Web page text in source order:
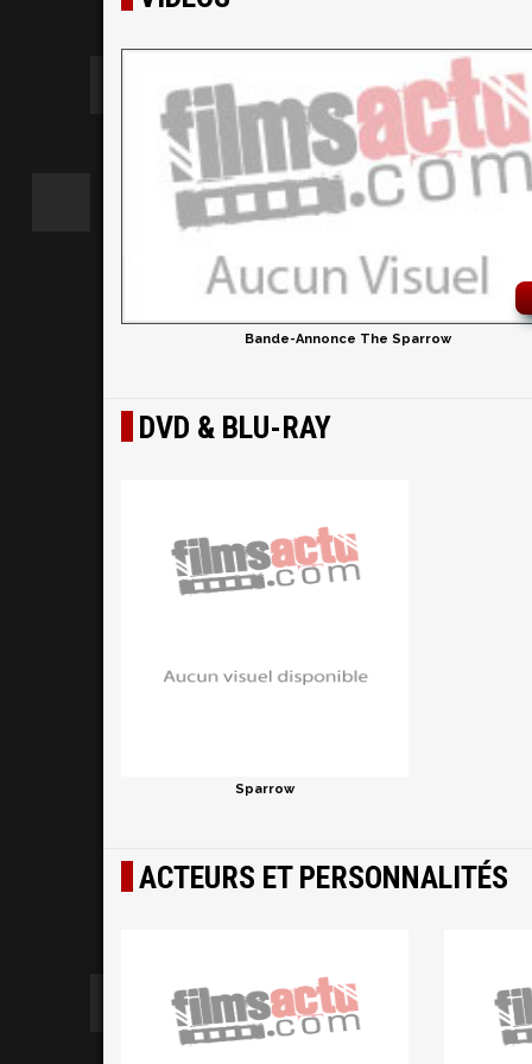
Bande-Annonce The Sparrow
DVD & BLU-RAY
Sparrow
ACTEURS ET PERSONNALITÉS